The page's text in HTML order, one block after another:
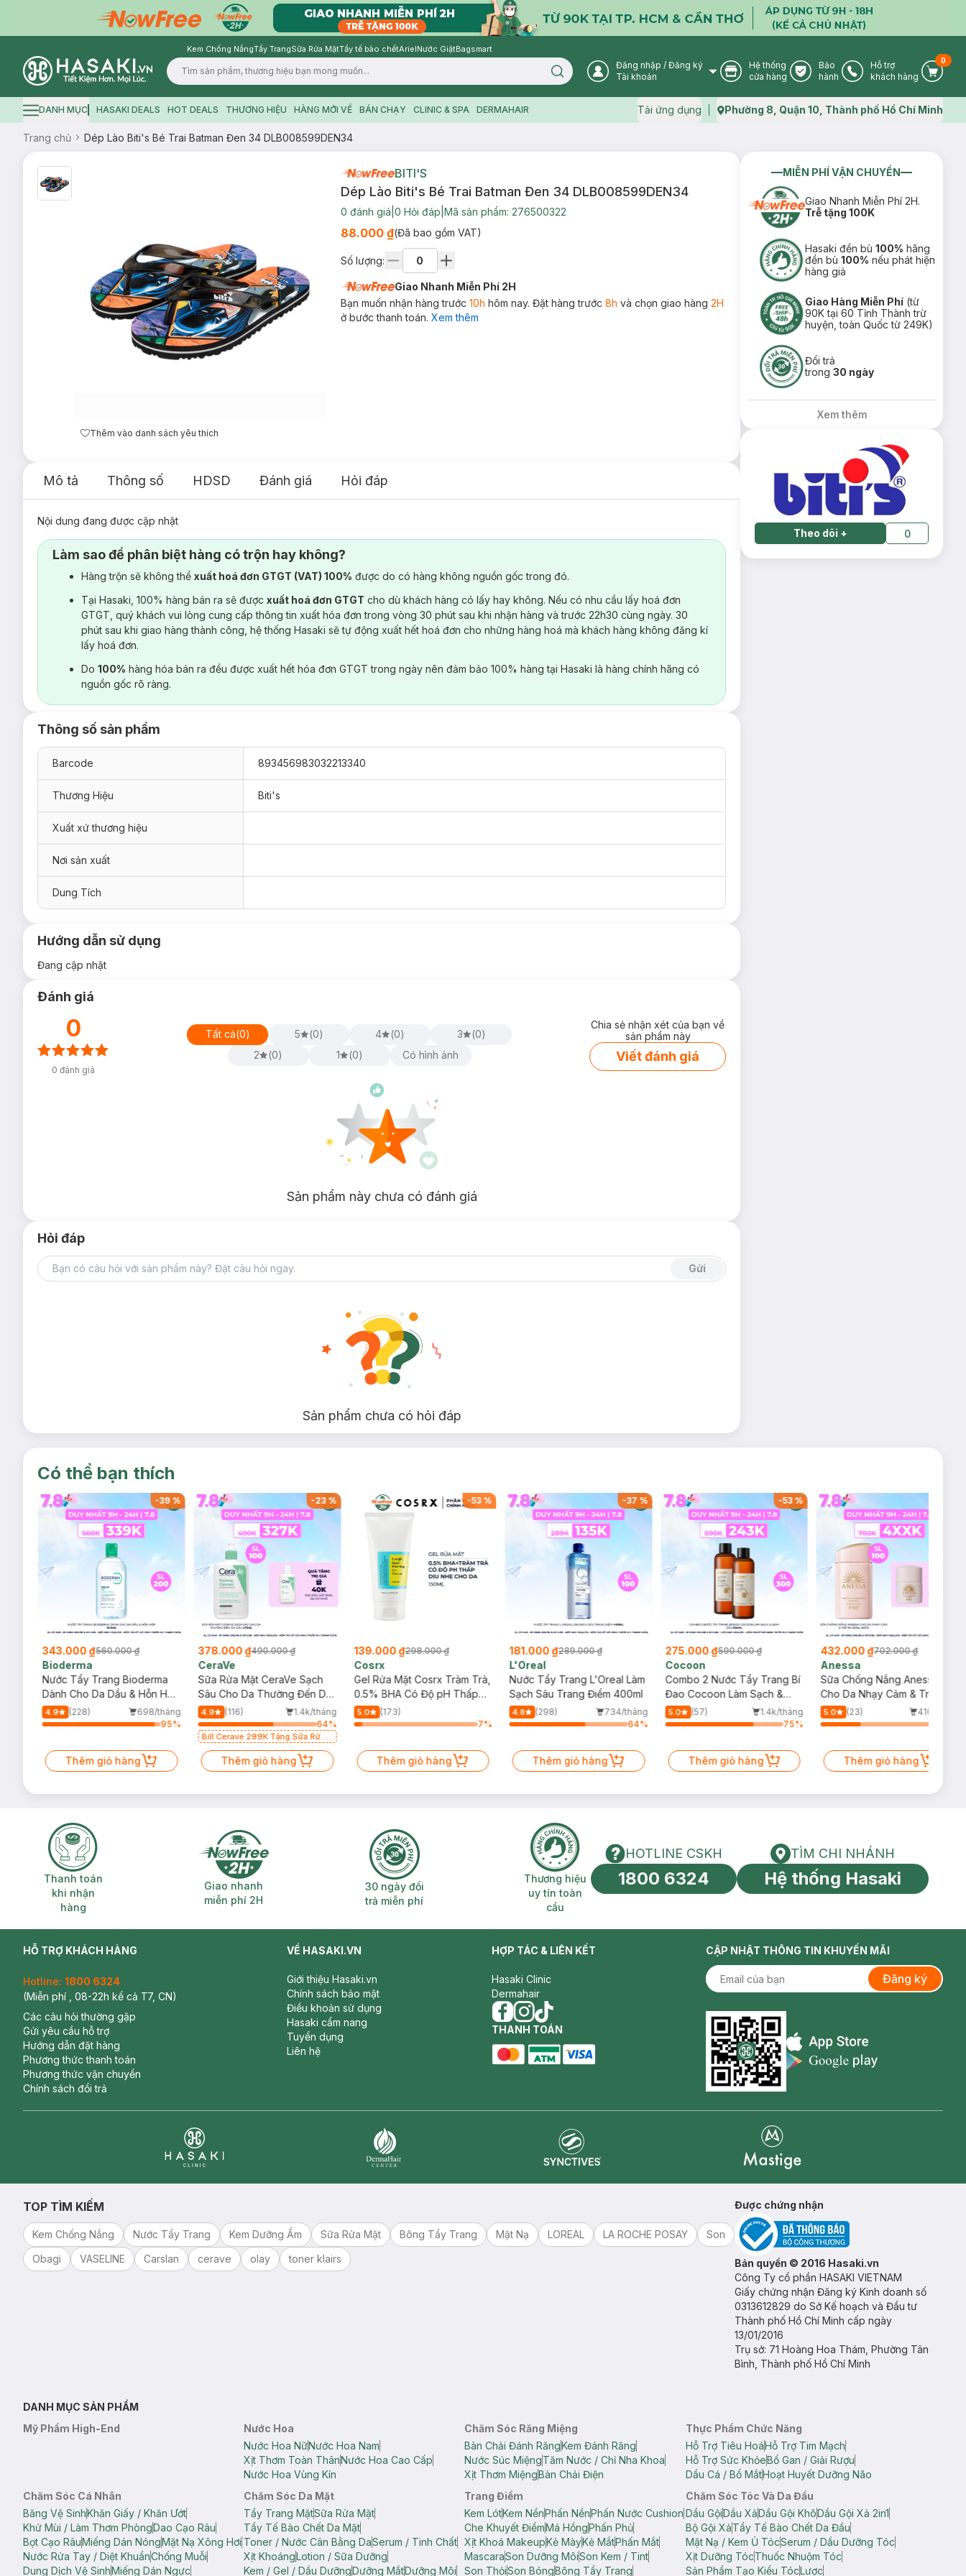
Kem Chống NắngTẩy TrangSữa Rửa MặtTẩy tế bào chếtArielNước GiặtBagsmart
Logo
Search icon User Icon
Đăng nhập / Đăng ký
Tài khoản
Store Icon
Hệ thống
cửa hàng
Warranty Icon
Bảo
hành
Phone Icon
Hỗ trợ
khách hàng
Cart
0
Hamburger icon
DANH MỤC HASAKI DEALS HOT DEALS THƯƠNG HIỆU HÀNG MỚI VỀ BÁN CHẠY CLINIC & SPA DERMAHAIR Tải ứng dụng Map icon
Phường 8, Quận 10, Thành phố Hồ Chí Minh
Trang chủ Dép Lào Biti's Bé Trai Batman Đen 34 DLB008599DEN34
Thêm vào danh sách yêu thích
BITI'S
Dép Lào Biti's Bé Trai Batman Đen 34 DLB008599DEN34
0 đánh giá 0 Hỏi đáp Mã sản phẩm: 276500322
88.000 ₫(Đã bao gồm VAT)
Số lượng:
Giao Nhanh Miễn Phí 2H
Bạn muốn nhận hàng trước 10h hôm nay. Đặt hàng trước 8h và chọn giao hàng 2H
ở bước thanh toán. Xem thêm
Mô tả Thông số HDSD Đánh giá Hỏi đáp
Nội dung đang được cập nhật
Làm sao để phân biệt hàng có trộn hay không?
Hàng trộn sẽ không thể xuất hoá đơn GTGT (VAT) 100% được do có hàng không nguồn gốc trong đó.
Tại Hasaki, 100% hàng bán ra sẽ được xuất hoá đơn GTGT cho dù khách hàng có lấy hay không. Nếu có nhu cầu lấy hoá đơn
GTGT, quý khách vui lòng cung cấp thông tin xuất hóa đơn trong vòng 30 phút sau khi nhận hàng và trước 22h30 cùng ngày. 30
phút sau khi giao hàng thành công, hệ thống Hasaki sẽ tự động xuất hết hoá đơn cho những hàng hoá mà khách hàng không đăng kí
lấy hoá đơn.
Do 100% hàng hóa bán ra đều được xuất hết hóa đơn GTGT trong ngày nên đảm bảo 100% hàng tại Hasaki là hàng chính hãng có
nguồn gốc rõ ràng.
Thông số sản phẩm
Barcode 893456983032213340
Thương Hiệu Biti's
Xuất xứ thương hiệu
Nơi sản xuất
Dung Tích
Hướng dẫn sử dụng
Đang cập nhật
Đánh giá
0
0 đánh giá
Tất cả(0) 5 (0) 4 (0) 3 (0)
2
(0) 1 (0) Có hình ảnh
Chia sẻ nhận xét của bạn về
sản phẩm này
Viết đánh giá
Sản phẩm này chưa có đánh giá
Hỏi đáp
Gửi
Sản phẩm chưa có hỏi đáp
MIỄN PHÍ VẬN CHUYỂN
Giao Nhanh Miễn Phí 2H.
Trễ tặng 100K
Hasaki đền bù100% hãng
đền bù100% nếu phát hiện
hàng giả
Giao Hàng Miễn Phí (từ
90K tại 60 Tỉnh Thành trừ
huyện, toàn Quốc từ 249K)
Đổi trả
trong30 ngày
Xem thêm
Theo dõi + 0
Có thể bạn thích
-39%
343.000 ₫560.000 ₫
Bioderma
Nước Tẩy Trang Bioderma
Dành Cho Da Dầu & Hỗn Hợp
500ml
4.9 (228)
698/tháng
95%
Thêm giỏ hàng
-23%
378.000 ₫490.000 ₫
CeraVe
Sữa Rửa Mặt CeraVe Sạch
Sâu Cho Da Thường Đến Da
Dầu 473ml
4.9 (116)
1.4k/tháng
64%
Bill Cerave 299K Tặng Sữa Rửa
Mặt Cerave 30ml (SL có hạn)
Thêm giỏ hàng
-53%
139.000 ₫298.000 ₫
Cosrx
Gel Rửa Mặt Cosrx Tràm Trà,
0.5% BHA Có Độ pH Thấp
150ml
5.0
(173)
7%
Thêm giỏ hàng
-37 %
181.000 ₫289.000 ₫
L'Oreal
Nước Tẩy Trang L'Oreal Làm
Sạch Sâu Trang Điểm 400ml
4.8 (298)
734/tháng
64%
Thêm giỏ hàng
-53%
275.000 ₫590.000 ₫
Cocoon
Combo 2 Nước Tẩy Trang Bí
Đao Cocoon Làm Sạch &
Giảm Dầu 500ml
5.0 (57)
1.4k/tháng
75%
Thêm giỏ hàng
432.000 ₫702.000 ₫
Anessa
Sữa Chống Nắng Anessa
Cho Da Nhạy Cảm & Trẻ Em
60ml (Mới)
5.0 (23)
410/tháng
Thêm giỏ hàng
Thanh toán khi nhận hàng
Thanh toán
khi nhận
hàng
Giao nhanh miễn phí 2H
Giao nhanh
miễn phí 2H
30 ngày đổi trả miễn phí
30 ngày đổi
trả miễn phí
Thương hiệu uy tín toàn cầu
Thương hiệu
uy tín toàn
cầu
HOTLINE CSKH
HOTLINE CSKH
1800 6324
Tìm chi nhánh
TÌM CHI NHÁNH
Hệ thống Hasaki
HỖ TRỢ KHÁCH HÀNG
Hotline: 1800 6324
(Miễn phí , 08-22h kể cả T7, CN)
Các câu hỏi thường gặp
Gửi yêu cầu hỗ trợ
Hướng dẫn đặt hàng
Phương thức thanh toán
Phương thức vận chuyển
Chính sách đổi trả
VỀ HASAKI.VN
Giới thiệu Hasaki.vn
Chính sách bảo mật
Điều khoản sử dụng
Hasaki cẩm nang
Tuyển dụng
Liên hệ
HỢP TÁC & LIÊN KẾT
Hasaki Clinic
Dermahair
facebook
instagram
tiktok
THANH TOÁN
CẬP NHẬT THÔNG TIN KHUYẾN MÃI
Đăng ký
Appstore icon
TOP TÌM KIẾM
Kem Chống Nắng Nước Tẩy Trang Kem Dưỡng Ẩm Sữa Rửa Mặt Bông Tẩy Trang Mặt Nạ LOREAL LA ROCHE POSAY
Son
Obagi
VASELINE Carslan cerave olay toner klairs
Được chứng nhận
Bản quyền © 2016 Hasaki.vn
Công Ty cổ phần HASAKI VIETNAM
Giấy chứng nhận Đăng ký Kinh doanh số
0313612829 do Sở Kế hoạch và Đầu tư
Thành phố Hồ Chí Minh cấp ngày
13/01/2016
Trụ sở: 71 Hoàng Hoa Thám, Phường Tân
Bình, Thành phố Hồ Chí Minh
DANH MỤC SẢN PHẨM
Mỹ Phẩm High-End
Nước Hoa
Nước Hoa NữNước Hoa Nam
Xịt Thơm Toàn ThânNước Hoa Cao Cấp
Nước Hoa Vùng Kín
Chăm Sóc Răng Miệng
Bàn Chải Đánh RăngKem Đánh Răng
Nước Súc MiệngTăm Nước / Chỉ Nha Khoa
Xịt Thơm MiệngBàn Chải Điện
Thực Phẩm Chức Năng
Hỗ Trợ Tiêu HoáHỗ Trợ Tim Mạch
Hỗ Trợ Sức KhỏeBổ Gan / Giải Rượu
Dầu Cá / Bổ MắtHoạt Huyết Dưỡng Não
Chăm Sóc Cá Nhân
Băng Vệ SinhKhăn Giấy / Khăn Ướt
Khử Mùi / Làm Thơm PhòngDao Cạo Râu
Bọt Cạo RâuMiếng Dán NóngMặt Nạ Xông Hơi
Nước Rửa Tay / Diệt KhuẩnChống Muỗi
Dung Dịch Vệ SinhMiếng Dán Ngực
Chăm Sóc Da Mặt
Tẩy Trang MặtSữa Rửa Mặt
Tẩy Tế Bào Chết Da Mặt
Toner / Nước Cân Bằng DaSerum / Tinh Chất
Xịt KhoángLotion / Sữa Dưỡng
Kem / Gel / Dầu DưỡngDưỡng MắtDưỡng Môi
Trang Điểm
Kem LótKem NềnPhấn NềnPhấn Nước Cushion
Che Khuyết ĐiểmMá HồngPhấn Phủ
Xịt Khoá MakeupKẻ MàyKẻ MắtPhấn Mắt
MascaraSon Dưỡng MôiSon Kem / Tint
Son ThỏiSon BóngBông Tẩy Trang
Chăm Sóc Tóc Và Da Đầu
Dầu GộiDầu XảDầu Gội KhôDầu Gội Xả 2in1
Bộ Gội XảTẩy Tế Bào Chết Da Đầu
Mặt Nạ / Kem Ủ TócSerum / Dầu Dưỡng Tóc
Xịt Dưỡng TócThuốc Nhuộm Tóc
Sản Phẩm Tạo Kiểu TócLược